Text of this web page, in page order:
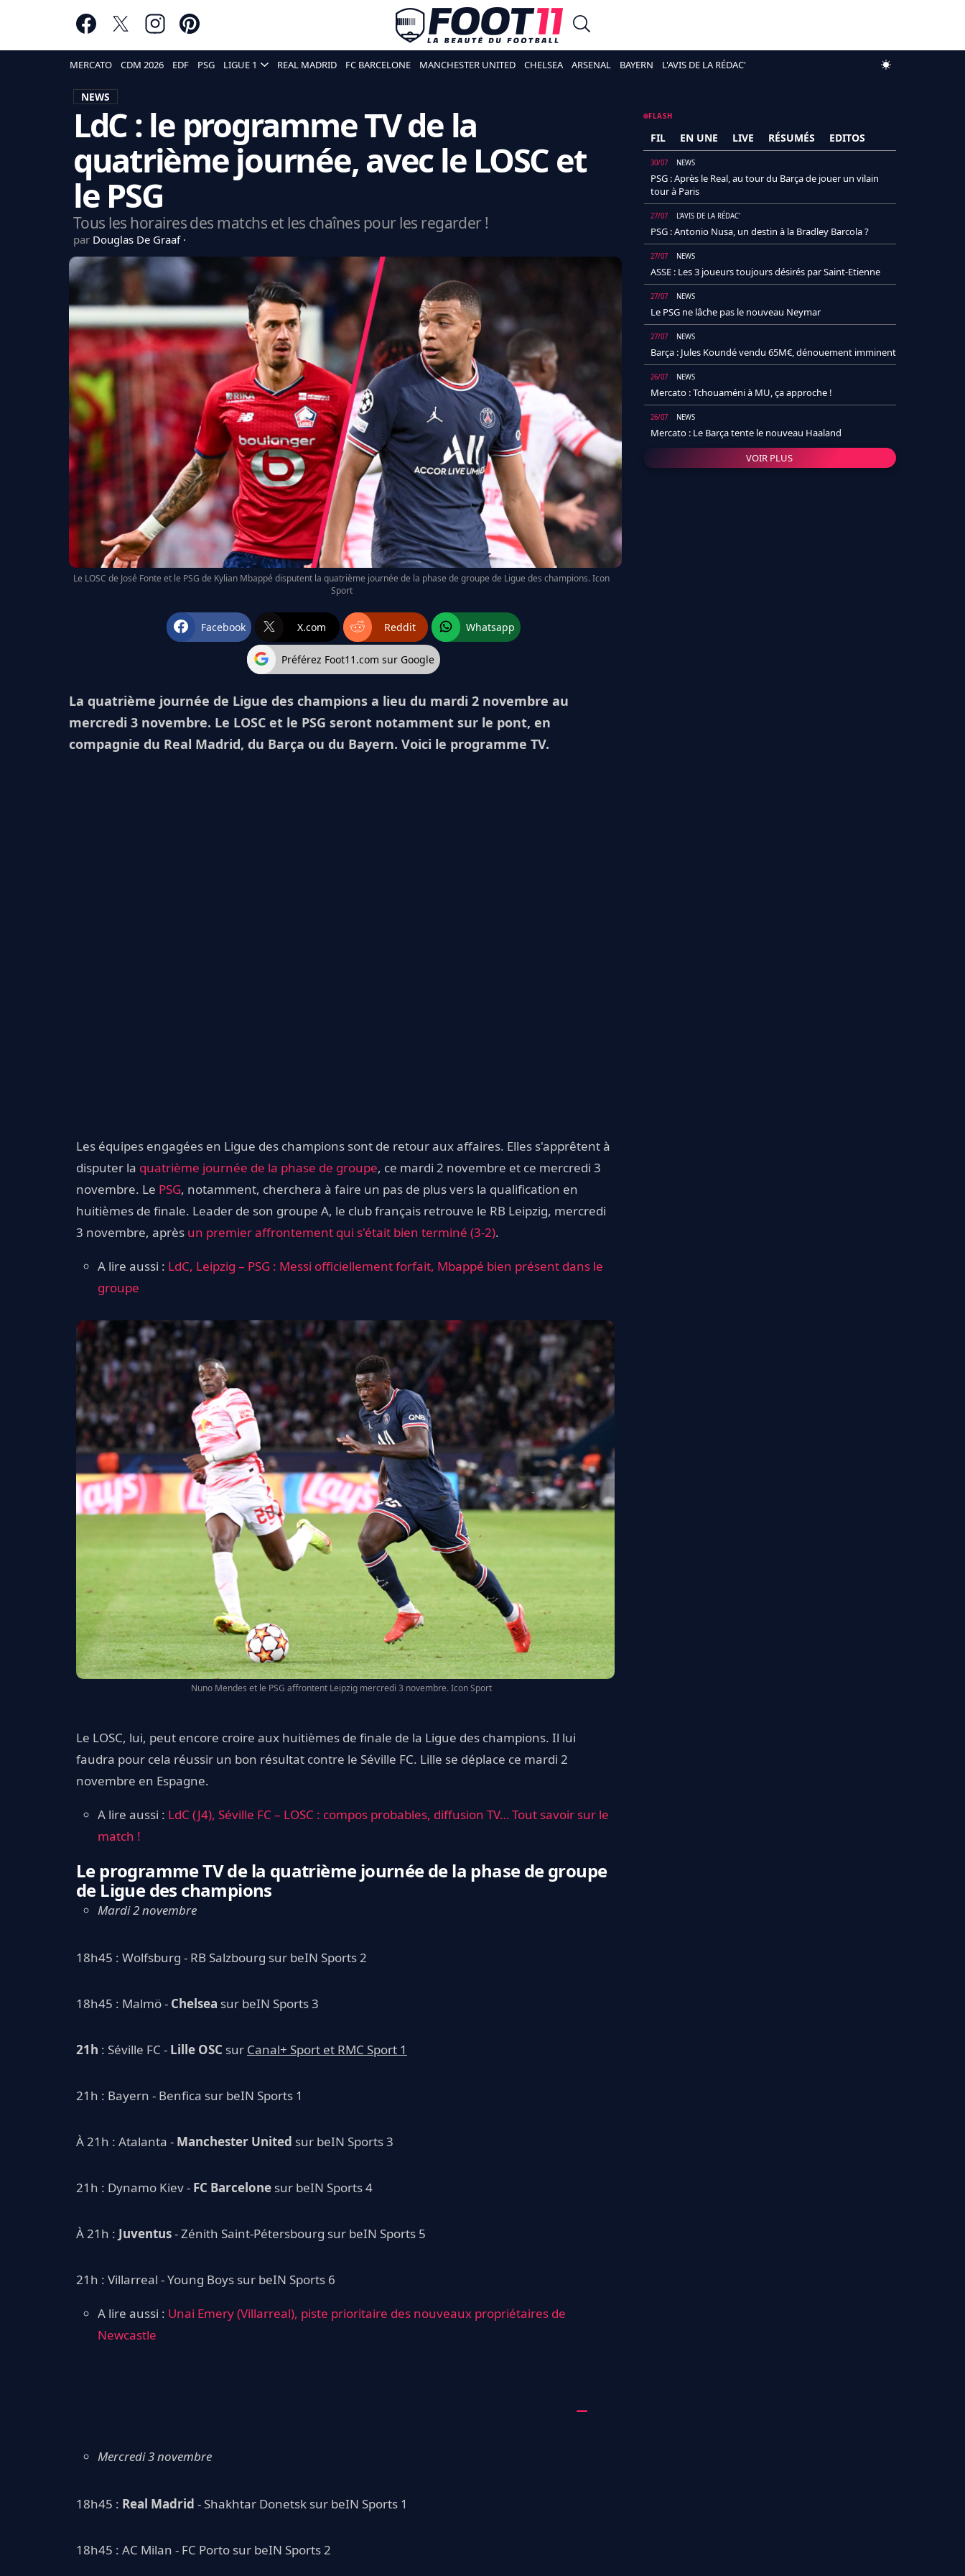
MERCATO CDM 2026 EDF PSG LIGUE 1 REAL MADRID FC BARCELONE MANCHESTER UNITED CHELSEA ARSENAL BAYERN L'AVIS DE LA RÉDAC'
NEWS
LdC : le programme TV de la
quatrième journée, avec le LOSC et
le PSG
Tous les horaires des matchs et les chaînes pour les regarder !
par Douglas De Graaf
Le LOSC de José Fonte et le PSG de Kylian Mbappé disputent la quatrième journée de la phase de groupe de Ligue des champions. Icon
Sport
Facebook X.com Reddit Whatsapp
Préférez Foot11.com sur Google
La quatrième journée de Ligue des champions a lieu du mardi 2 novembre au
mercredi 3 novembre. Le LOSC et le PSG seront notamment sur le pont, en
compagnie du Real Madrid, du Barça ou du Bayern. Voici le programme TV.
Les équipes engagées en Ligue des champions sont de retour aux affaires. Elles s'apprêtent à
disputer la quatrième journée de la phase de groupe, ce mardi 2 novembre et ce mercredi 3
novembre. Le PSG, notamment, cherchera à faire un pas de plus vers la qualification en
huitièmes de finale. Leader de son groupe A, le club français retrouve le RB Leipzig, mercredi
3 novembre, après un premier affrontement qui s'était bien terminé (3-2).
A lire aussi : LdC, Leipzig – PSG : Messi officiellement forfait, Mbappé bien présent dans le
groupe
Nuno Mendes et le PSG affrontent Leipzig mercredi 3 novembre. Icon Sport
Le LOSC, lui, peut encore croire aux huitièmes de finale de la Ligue des champions. Il lui
faudra pour cela réussir un bon résultat contre le Séville FC. Lille se déplace ce mardi 2
novembre en Espagne.
A lire aussi : LdC (J4), Séville FC – LOSC : compos probables, diffusion TV… Tout savoir sur le
match !
Le programme TV de la quatrième journée de la phase de groupe
de Ligue des champions
Mardi 2 novembre
18h45 : Wolfsburg - RB Salzbourg sur beIN Sports 2
18h45 : Malmö - Chelsea sur beIN Sports 3
21h : Séville FC - Lille OSC sur Canal+ Sport et RMC Sport 1
21h : Bayern - Benfica sur beIN Sports 1
À 21h : Atalanta - Manchester United sur beIN Sports 3
21h : Dynamo Kiev - FC Barcelone sur beIN Sports 4
À 21h : Juventus- Zénith Saint-Pétersbourg sur beIN Sports 5
21h : Villarreal - Young Boys sur beIN Sports 6
A lire aussi : Unai Emery (Villarreal), piste prioritaire des nouveaux propriétaires de
Newcastle
Mercredi 3 novembre
18h45 : Real Madrid - Shakhtar Donetsk sur beIN Sports 1
18h45 : AC Milan - FC Porto sur beIN Sports 2
FLASH
FIL EN UNE LIVE RÉSUMÉS EDITOS
30/07 NEWS
PSG : Après le Real, au tour du Barça de jouer un vilain
tour à Paris
27/07 L'AVIS DE LA RÉDAC'
PSG : Antonio Nusa, un destin à la Bradley Barcola ?
27/07 NEWS
ASSE : Les 3 joueurs toujours désirés par Saint-Etienne
27/07 NEWS
Le PSG ne lâche pas le nouveau Neymar
27/07 NEWS
Barça : Jules Koundé vendu 65M€, dénouement imminent
26/07 NEWS
Mercato : Tchouaméni à MU, ça approche !
26/07 NEWS
Mercato : Le Barça tente le nouveau Haaland
VOIR PLUS